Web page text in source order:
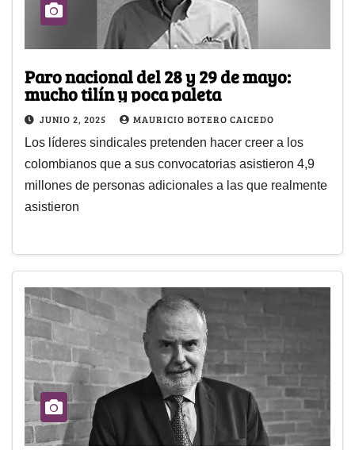
Paro nacional del 28 y 29 de mayo:
mucho tilín y poca paleta
JUNIO 2, 2025 MAURICIO BOTERO CAICEDO
Los líderes sindicales pretenden hacer creer a los
colombianos que a sus convocatorias asistieron 4,9
millones de personas adicionales a las que realmente
asistieron